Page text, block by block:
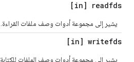
[in] readfds
يشير إلى مجموعة أدوات وصف ملفات القراءة.
[in] writefds
يشير إلى مجموعة أدوات وصف الملفات للكتابة.